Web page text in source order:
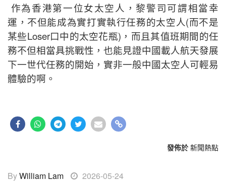
作為香港第一位女太空人，黎警司可謂相當幸
運，不但能成為實打實執行任務的太空人(而不是
某些Loser口中的太空花瓶)，而且其值班期間的任
務不但相當具挑戰性，也能見證中國載人航天發展
下一世代任務的開始，實非一般中國太空人可輕易
體驗的啊。
發佈於 新聞熱點
ByWilliam Lam 2026-05-24